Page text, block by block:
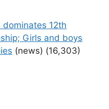
dominates 12th
Girls and boys
(news) (16,303)